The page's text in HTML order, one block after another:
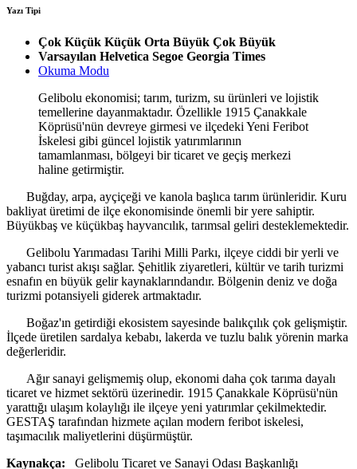
Yazı Tipi
Çok Küçük Küçük Orta Büyük Çok Büyük
Varsayılan Helvetica Segoe Georgia Times
Okuma Modu
Gelibolu ekonomisi; tarım, turizm, su ürünleri ve lojistik
temellerine dayanmaktadır. Özellikle 1915 Çanakkale
Köprüsü'nün devreye girmesi ve ilçedeki Yeni Feribot
İskelesi gibi güncel lojistik yatırımlarının
tamamlanması, bölgeyi bir ticaret ve geçiş merkezi
haline getirmiştir.
Buğday, arpa, ayçiçeği ve kanola başlıca tarım ürünleridir. Kuru
bakliyat üretimi de ilçe ekonomisinde önemli bir yere sahiptir.
Büyükbaş ve küçükbaş hayvancılık, tarımsal geliri desteklemektedir.
Gelibolu Yarımadası Tarihi Milli Parkı, ilçeye ciddi bir yerli ve
yabancı turist akışı sağlar. Şehitlik ziyaretleri, kültür ve tarih turizmi
esnafın en büyük gelir kaynaklarındandır. Bölgenin deniz ve doğa
turizmi potansiyeli giderek artmaktadır.
Boğaz'ın getirdiği ekosistem sayesinde balıkçılık çok gelişmiştir.
İlçede üretilen sardalya kebabı, lakerda ve tuzlu balık yörenin marka
değerleridir.
Ağır sanayi gelişmemiş olup, ekonomi daha çok tarıma dayalı
ticaret ve hizmet sektörü üzerinedir. 1915 Çanakkale Köprüsü'nün
yarattığı ulaşım kolaylığı ile ilçeye yeni yatırımlar çekilmektedir.
GESTAŞ tarafından hizmete açılan modern feribot iskelesi,
taşımacılık maliyetlerini düşürmüştür.
Kaynakça:
Gelibolu Ticaret ve Sanayi Odası Başkanlığı